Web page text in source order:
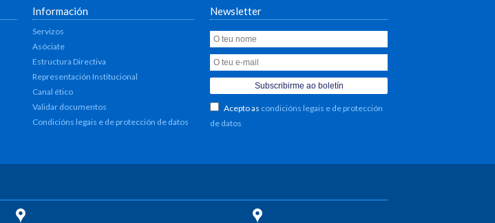
Información
Servizos
Asóciate
Estructura Directiva
Representación Institucional
Canal ético
Validar documentos
Condicións legais e de protección de datos
Newsletter
Acepto as condicións legais e de protección
de datos